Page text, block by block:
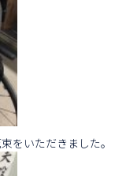
をいただきました。